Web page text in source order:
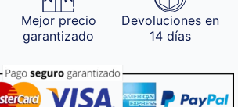
Mejor precio
garantizado
Devoluciones en
14 días